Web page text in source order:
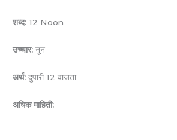
शब्द: 12 Noon
उच्चार: नून
अर्थ: दुपारी 12 वाजता
अधिक माहिती: